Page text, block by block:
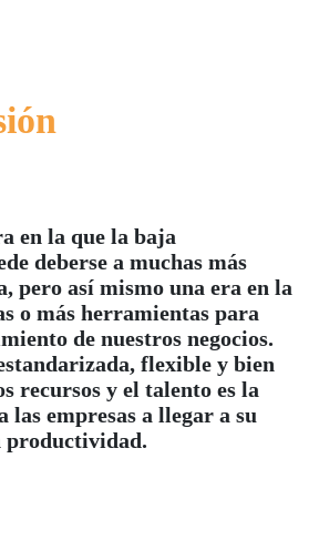
en la que la baja
deberse a muchas más
pero así mismo una era en la
o más herramientas para
de nuestros negocios.
flexible y bien
recursos y el talento es la
las empresas a llegar a su
productividad.